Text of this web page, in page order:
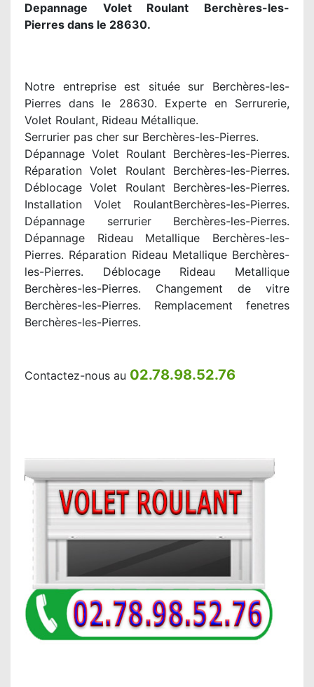
Depannage Volet Roulant Berchères-les-
Pierres dans le 28630.
Notre entreprise est située sur Berchères-les-
Pierres dans le 28630. Experte en Serrurerie,
Volet Roulant, Rideau Métallique.
Serrurier pas cher sur Berchères-les-Pierres.
Dépannage Volet Roulant Berchères-les-Pierres.
Réparation Volet Roulant Berchères-les-Pierres.
Déblocage Volet Roulant Berchères-les-Pierres.
Installation Volet RoulantBerchères-les-Pierres.
Dépannage serrurier Berchères-les-Pierres.
Dépannage Rideau Metallique Berchères-les-
Pierres. Réparation Rideau Metallique Berchères-
les-Pierres. Déblocage Rideau Metallique
Berchères-les-Pierres. Changement de vitre
Berchères-les-Pierres. Remplacement fenetres
Berchères-les-Pierres.
Contactez-nous au 02.78.98.52.76